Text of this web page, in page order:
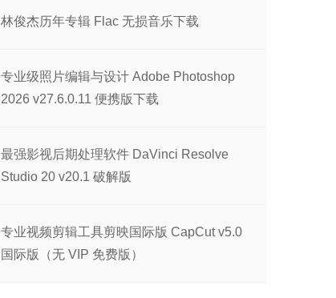
林俊杰历年专辑 Flac 无损音乐下载
专业级照片编辑与设计 Adobe Photoshop
2026 v27.6.0.11 便携版下载
最强影视后期处理软件 DaVinci Resolve
Studio 20 v20.1 破解版
专业视频剪辑工具剪映国际版 CapCut v5.0
国际版（无 VIP 免费版）